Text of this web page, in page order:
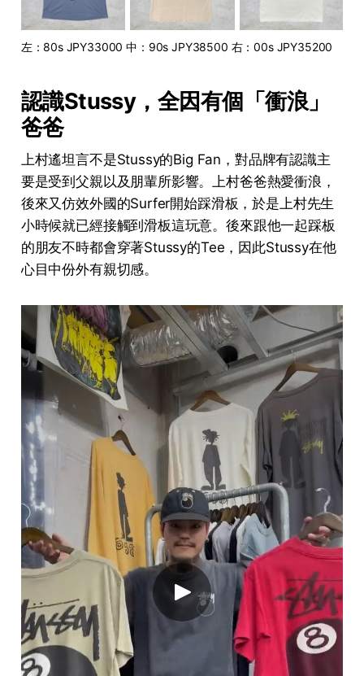
左：80s JPY33000 中：90s JPY38500 右：00s JPY35200
認識Stussy，全因有個「衝浪」
爸爸
上村遙坦言不是Stussy的Big Fan，對品牌有認識主
要是受到父親以及朋輩所影響。上村爸爸熱愛衝浪，
後來又仿效外國的Surfer開始踩滑板，於是上村先生
小時候就已經接觸到滑板這玩意。後來跟他一起踩板
的朋友不時都會穿著Stussy的Tee，因此Stussy在他
心目中份外有親切感。